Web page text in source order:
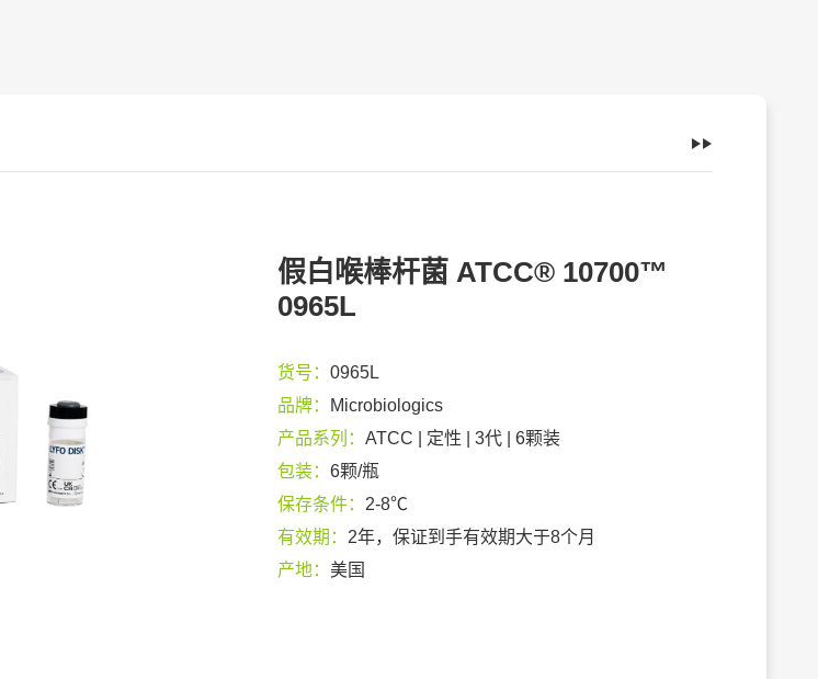
假白喉棒杆菌 ATCC® 10700™
0965L
货号： 0965L
品牌：
Microbiologics
产品系列： ATCC | 定性 | 3代 | 6颗装
包装： 6颗/瓶
保存条件： 2-8℃
有效期： 2年，保证到手有效期大于8个月
产地： 美国